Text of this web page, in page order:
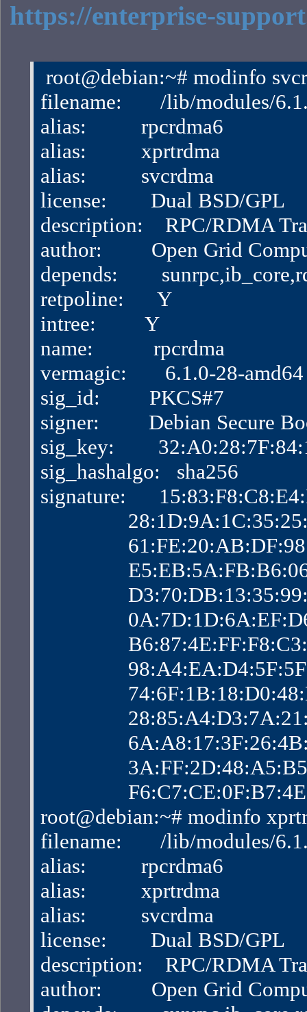
https://enterprise-
root@debian:~# modinfo
filename:       /lib/modules/
alias:          rpcrdma6
alias:          xprtrdma
alias:          svcrdma
license:        Dual BSD/GPL
description:    RPC/RDMA
author:         Open Grid
depends:
retpoline:      Y
intree:         Y
name:           rpcrdma
vermagic:       6.1.0-28-
sig_id:         PKCS#7
signer:         Debian Secure
sig_key:
sig_hashalgo:   sha256
signature:
root@debian:~# modinfo
filename:       /lib/modules/
alias:          rpcrdma6
alias:          xprtrdma
alias:          svcrdma
license:        Dual BSD/GPL
description:    RPC/RDMA
author:         Open Grid